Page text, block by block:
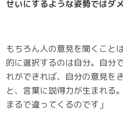
せいにするような姿勢ではダメ
もちろん人の意見を聞くこと
的に選択するのは自分。自分
れができれば、自分の意見を
と、言葉に説得力が生まれる
まるで違ってくるのです」